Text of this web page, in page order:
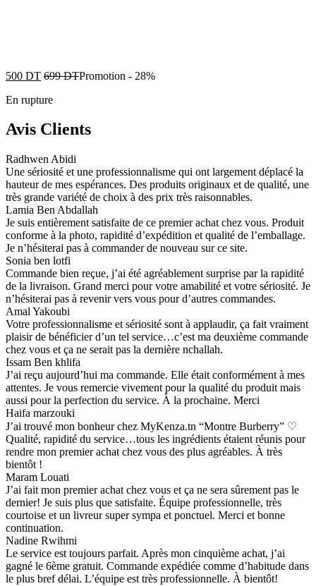
500 DT 699DTPromotion - 28%
En rupture
Avis Clients
Radhwen Abidi
Une sériosité et une professionnalisme qui ont largement déplacé la
hauteur de mes espérances. Des produits originaux et de qualité, une
très grande variété de choix à des prix très raisonnables.
Lamia Ben Abdallah
Je suis entièrement satisfaite de ce premier achat chez vous. Produit
conforme à la photo, rapidité d’expédition et qualité de l’emballage.
Je n’hésiterai pas à commander de nouveau sur ce site.
Sonia ben lotfi
Commande bien reçue, j’ai été agréablement surprise par la rapidité
de la livraison. Grand merci pour votre amabilité et votre sériosité. Je
n’hésiterai pas à revenir vers vous pour d’autres commandes.
Amal Yakoubi
Votre professionnalisme et sériosité sont à applaudir, ça fait vraiment
plaisir de bénéficier d’un tel service…c’est ma deuxième commande
chez vous et ça ne serait pas la dernière nchallah.
Issam Ben khlifa
J’ai reçu aujourd’hui ma commande. Elle était conformément à mes
attentes. Je vous remercie vivement pour la qualité du produit mais
aussi pour la perfection du service. À la prochaine. Merci
Haifa marzouki
J’ai trouvé mon bonheur chez MyKenza.tn “Montre Burberry” ♡
Qualité, rapidité du service…tous les ingrédients étaient réunis pour
rendre mon premier achat chez vous des plus agréables. À très
bientôt !
Maram Louati
J’ai fait mon premier achat chez vous et ça ne sera sûrement pas le
dernier! Je suis plus que satisfaite. Équipe professionnelle, très
courtoise et un livreur super sympa et ponctuel. Merci et bonne
continuation.
Nadine Rwihmi
Le service est toujours parfait. Après mon cinquième achat, j’ai
gagné le 6ème gratuit. Commande expédiée comme d’habitude dans
le plus bref délai. L’équipe est très professionnelle. À bientôt!